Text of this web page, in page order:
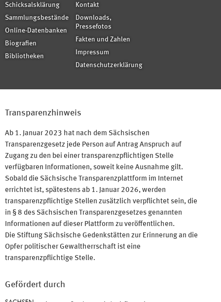
Schicksalsklärung
Sammlungsbestände
Online-Datenbanken
Biografien
Bibliotheken
Kontakt
Downloads,
Pressefotos
Fakten und Zahlen
Impressum
Datenschutzerklärung
Transparenzhinweis
Ab 1. Januar 2023 hat nach dem Sächsischen
Transparenzgesetz jede Person auf Antrag Anspruch auf
Zugang zu den bei einer transparenzpflichtigen Stelle
verfügbaren Informationen, soweit keine Ausnahme gilt.
Sobald die Sächsische Transparenzplattform im Internet
errichtet ist, spätestens ab 1. Januar 2026, werden
transparenzpflichtige Stellen zusätzlich verpflichtet sein, die
in § 8 des Sächsischen Transparenzgesetzes genannten
Informationen auf dieser Plattform zu veröffentlichen.
Die Stiftung Sächsische Gedenkstätten zur Erinnerung an die
Opfer politischer Gewaltherrschaft ist eine
transparenzpflichtige Stelle.
Gefördert durch